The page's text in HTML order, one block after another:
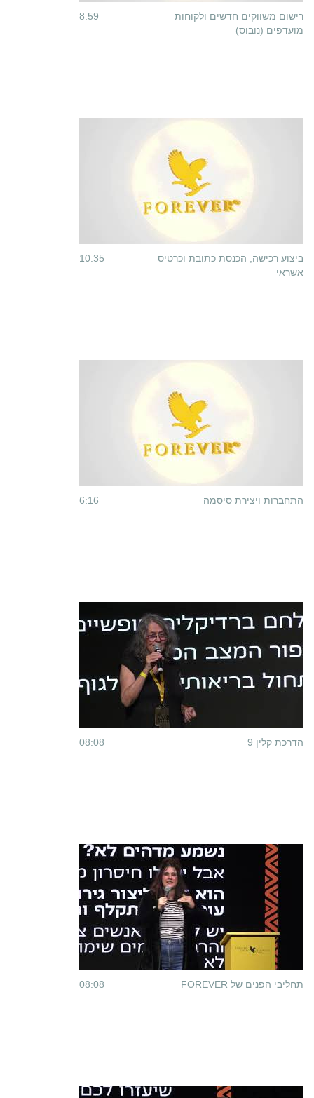
8:59
רישום משווקים חדשים ולקוחות
מועדפים (נובוס)
10:35
ביצוע רכישה, הכנסת כתובת וכרטיס
אשראי
6:16 התחברות ויצירת סיסמה
08:08 הדרכת קלין 9
08:08 תחליבי הפנים של FOREVER